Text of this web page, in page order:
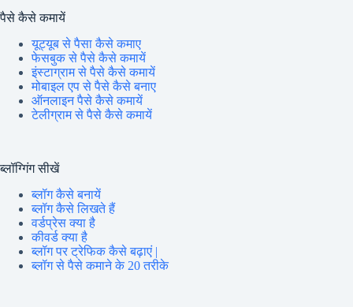
पैसे कैसे कमायें
यूट्यूब से पैसा कैसे कमाए
फेसबुक से पैसे कैसे कमायें
इंस्टाग्राम से पैसे कैसे कमायें
मोबाइल एप से पैसे कैसे बनाए
ऑनलाइन पैसे कैसे कमायें
टेलीग्राम से पैसे कैसे कमायें
ब्लॉग्गिंग सीखें
ब्लॉग कैसे बनायें
ब्लॉग कैसे लिखते हैं
वर्डप्रेस क्या है
कीवर्ड क्या है
ब्लॉग पर ट्रेफिक कैसे बढ़ाएं |
ब्लॉग से पैसे कमाने के 20 तरीके